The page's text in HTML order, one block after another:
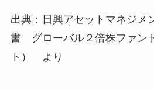
出典：日興アセットマネジ
書 グローバル２倍株ファン
ト） より